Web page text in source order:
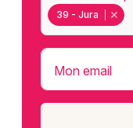
39 - Jura
Mon email